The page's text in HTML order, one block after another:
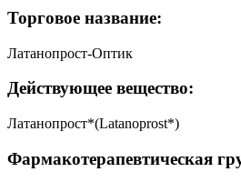
Торговое название:
Латанопрост-Оптик
Действующее вещество:
Латанопрост*(Latanoprost*)
Фармакотерапевтическая